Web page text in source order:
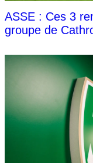
ASSE : Ces 3
groupe de